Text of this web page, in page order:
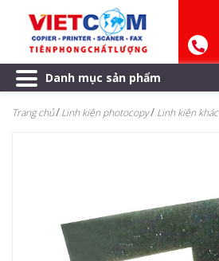
Danh mục sản phẩm
Trang chủ Linh kiện photocopy Linh kiện khác